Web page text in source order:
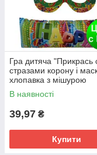
Гра дитяча "Прикрась
стразами корону і
хлопавка з мішурою
В наявності
39,97 ₴
Купити